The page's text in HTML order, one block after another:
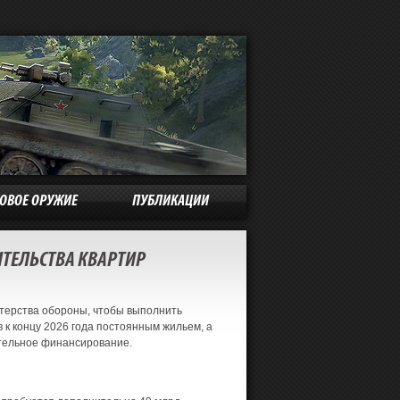
ОРУЖИЕ ПУБЛИКАЦИИ
КВАРТИР
обороны, чтобы выполнить
концу 2026 года постоянным жильем, а
финансирование.